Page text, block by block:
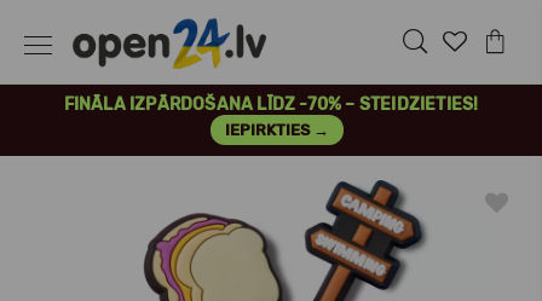
FINĀLA IZPĀRDOŠANA LĪDZ -70% – STEIDZIETIES!
IEPIRKTIES →